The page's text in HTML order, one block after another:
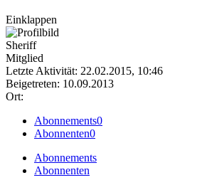
Einklappen
Sheriff
Mitglied
Letzte Aktivität: 22.02.2015, 10:46
Beigetreten: 10.09.2013
Ort:
Abonnements0
Abonnenten0
Abonnements
Abonnenten